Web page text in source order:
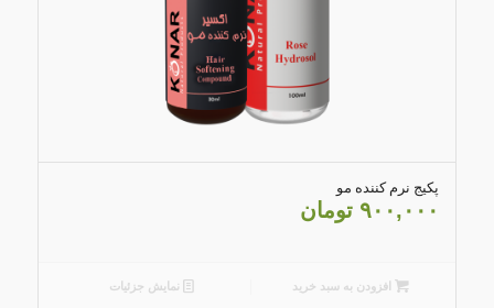
5.00
پکیج نرم کننده مو
۹۰۰,۰۰۰ تومان
افزودن به سبد خرید نمایش جزئیات